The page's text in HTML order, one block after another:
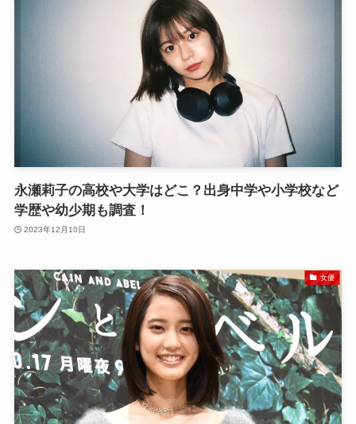
永瀬莉子の高校や大学はどこ？出身中学や小学校など
学歴や幼少期も調査！
2023年12月10日
女優